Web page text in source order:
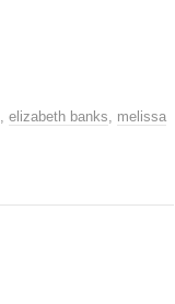
elizabeth banks
melissa